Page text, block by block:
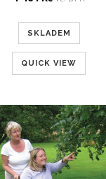
SKLADEM
QUICK VIEW